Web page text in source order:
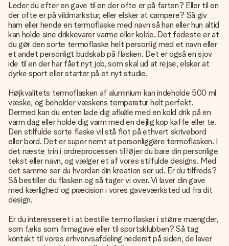
Leder du efter en gave til en der ofte er på farten? Eller til en
der ofte er på vildmarkstur, eller elsker at campere? Så giv
ham eller hende en termoflaske med navn så han eller hun altid
kan holde sine drikkevarer varme eller kolde. Det fedeste er at
du gør den sorte termoflaske helt personlig med et navn eller
et andet personligt budskab på flasken. Det er også en sjov
ide til en der har fået nyt job, som skal ud at rejse, elsker at
dyrke sport eller starter på et nyt studie.
Højkvalitets termoflasken af aluminium kan indeholde 500 ml
væske, og beholder væskens temperatur helt perfekt.
Dermed kan du enten lade dig afkøle med en kold drik på en
varm dag eller holde dig varm med en dejlig kop kaffe eller te.
Den stilfulde sorte flaske vil stå flot på ethvert skrivebord
eller bord. Det er super nemt at personliggøre termoflasken. I
det næste trin i ordreprocessen tilføjer du bare din personlige
tekst eller navn, og vælger et af vores stilfulde designs. Med
det samme ser du hvordan din kreation ser ud. Er du tilfreds?
Så bestiller du flasken og så tager vi over. Vi laver din gave
med kærlighed og præcision i vores gaveværksted ud fra dit
design.
Er du interesseret i at bestille termoflasker i større mængder,
som f.eks som firmagave eller til sportsklubben? Så tag
kontakt til vores erhvervsafdeling nederst på siden, de laver